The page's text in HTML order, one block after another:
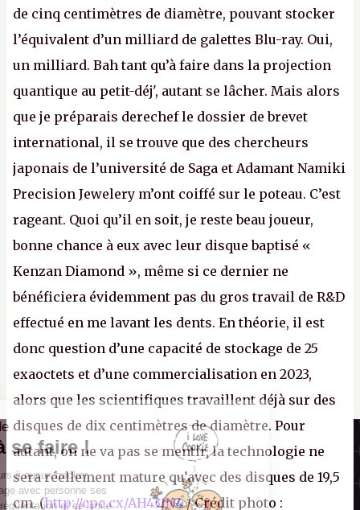
de cinq centimètres de diamètre, pouvant stocker
l’équivalent d’un milliard de galettes Blu-ray. Oui,
un milliard. Bah tant qu’à faire dans la projection
quantique au petit-déj', autant se lâcher. Mais alors
que je préparais derechef le dossier de brevet
international, il se trouve que des chercheurs
japonais de l’université de Saga et Adamant Namiki
Precision Jewelery m’ont coiffé sur le poteau. C’est
rageant. Quoi qu’il en soit, je reste beau joueur,
bonne chance à eux avec leur disque baptisé «
Kenzan Diamond », même si ce dernier ne
bénéficiera évidemment pas du gros travail de R&D
effectué en me lavant les dents. En théorie, il est
donc question d’une capacité de stockage de 25
exaoctets et d’une commercialisation en 2023,
alors que les scientifiques travaillent déjà sur des
disques de dix centimètres de diamètre. Pour
autant, on ne va pas se mentir, la technologie ne
sera réellement mature qu’avec des disques de 19,5
cm. (http://cpc.cx/AH431N4/ Crédit photo :
Kiosque numérique
Boutique
Il n'y a pas de
Cookie à se faire !
Ce site n'a recours à aucun tracker
externe, ne partage avec personne ses
statistiques de fréquentation et se limite